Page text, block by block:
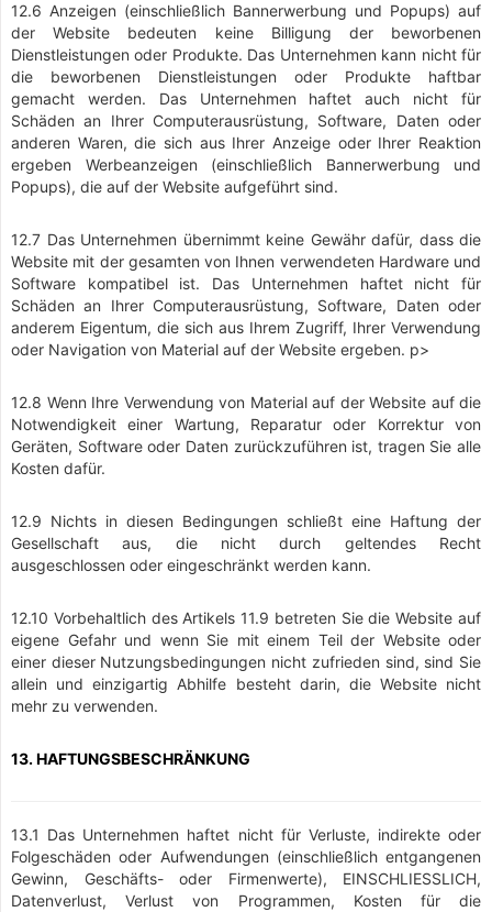
12.6 Anzeigen (einschließlich Bannerwerbung und Popups) auf
der Website bedeuten keine Billigung der beworbenen
Dienstleistungen oder Produkte. Das Unternehmen kann nicht für
die beworbenen Dienstleistungen oder Produkte haftbar
gemacht werden. Das Unternehmen haftet auch nicht für
Schäden an Ihrer Computerausrüstung, Software, Daten oder
anderen Waren, die sich aus Ihrer Anzeige oder Ihrer Reaktion
ergeben Werbeanzeigen (einschließlich Bannerwerbung und
Popups), die auf der Website aufgeführt sind.
12.7 Das Unternehmen übernimmt keine Gewähr dafür, dass die
Website mit der gesamten von Ihnen verwendeten Hardware und
Software kompatibel ist. Das Unternehmen haftet nicht für
Schäden an Ihrer Computerausrüstung, Software, Daten oder
anderem Eigentum, die sich aus Ihrem Zugriff, Ihrer Verwendung
oder Navigation von Material auf der Website ergeben. p>
12.8 Wenn Ihre Verwendung von Material auf der Website auf die
Notwendigkeit einer Wartung, Reparatur oder Korrektur von
Geräten, Software oder Daten zurückzuführen ist, tragen Sie alle
Kosten dafür.
12.9 Nichts in diesen Bedingungen schließt eine Haftung der
Gesellschaft aus, die nicht durch geltendes Recht
ausgeschlossen oder eingeschränkt werden kann.
12.10 Vorbehaltlich des Artikels 11.9 betreten Sie die Website auf
eigene Gefahr und wenn Sie mit einem Teil der Website oder
einer dieser Nutzungsbedingungen nicht zufrieden sind, sind Sie
allein und einzigartig Abhilfe besteht darin, die Website nicht
mehr zu verwenden.
13. HAFTUNGSBESCHRÄNKUNG
13.1 Das Unternehmen haftet nicht für Verluste, indirekte oder
Folgeschäden oder Aufwendungen (einschließlich entgangenen
Gewinn, Geschäfts- oder Firmenwerte), EINSCHLIESSLICH,
Datenverlust, Verlust von Programmen, Kosten für die